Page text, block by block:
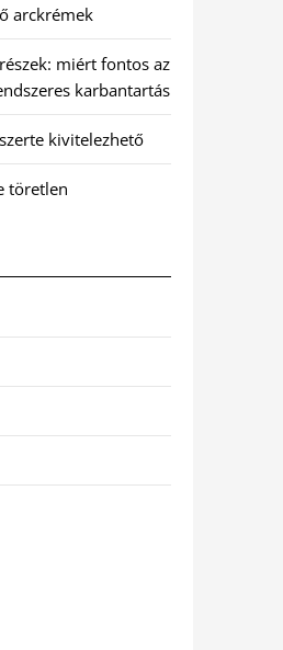
arckrémek
miért fontos az
karbantartás
kivitelezhető
töretlen